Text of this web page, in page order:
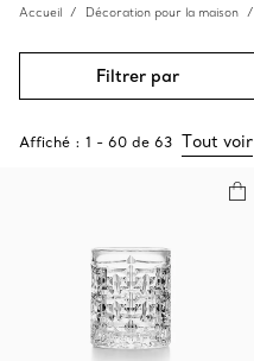
Accueil Décoration pour la maison
Filtrer par
Affiché : 1 - 60 de 63 Tout voir